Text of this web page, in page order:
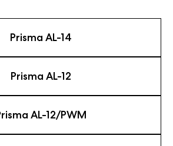
Prisma AL-14
Prisma AL-12
AL-12/PWM